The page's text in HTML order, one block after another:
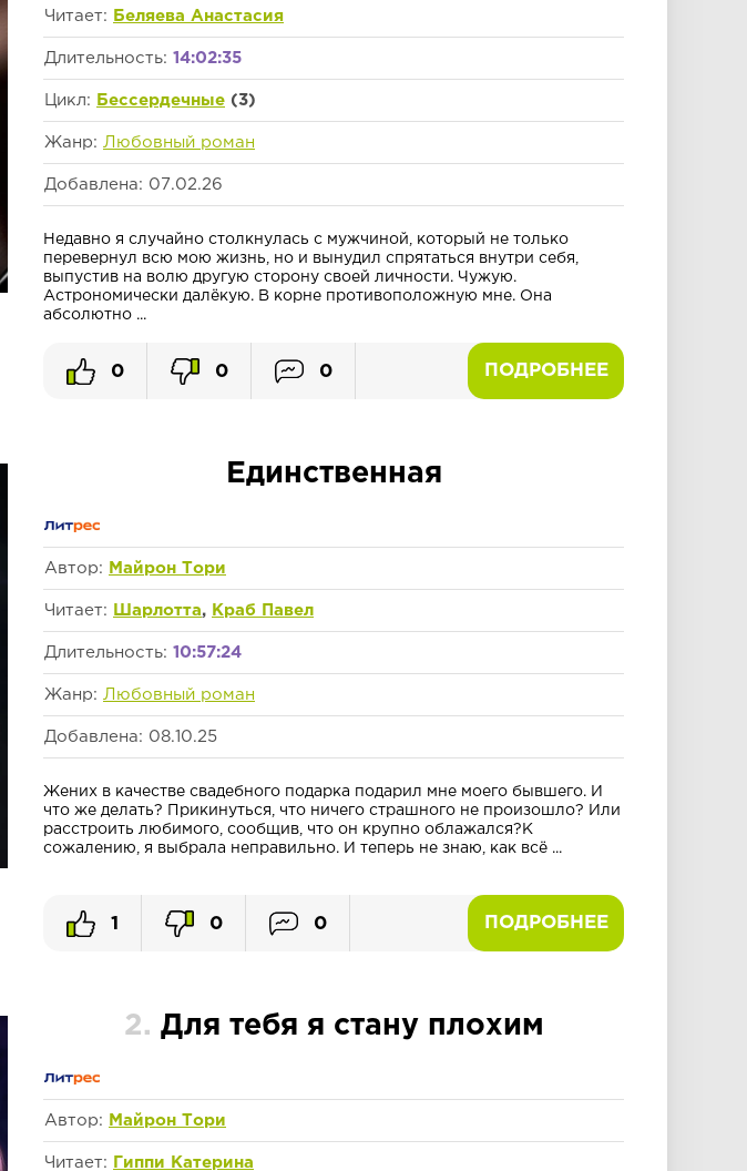
Читает: Беляева Анастасия
Длительность: 14:02:35
Цикл: Бессердечные (3)
Жанр: Любовный роман
Добавлена: 07.02.26
Недавно я случайно столкнулась с мужчиной, который не только
перевернул всю мою жизнь, но и вынудил спрятаться внутри себя,
выпустив на волю другую сторону своей личности. Чужую.
Астрономически далёкую. В корне противоположную мне. Она
абсолютно ...
ПОДРОБНЕЕ
0 0 0
Единственная
Автор: Майрон Тори
Читает: Шарлотта, Краб Павел
Длительность: 10:57:24
Жанр: Любовный роман
Добавлена: 08.10.25
Жених в качестве свадебного подарка подарил мне моего бывшего. И
что же делать? Прикинуться, что ничего страшного не произошло? Или
расстроить любимого, сообщив, что он крупно облажался?К
сожалению, я выбрала неправильно. И теперь не знаю, как всё ...
ПОДРОБНЕЕ
1 0 0
2. Для тебя я стану плохим
Автор: Майрон Тори
Читает: Гиппи Катерина